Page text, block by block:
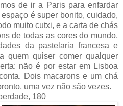
de ir a Paris para enfardar
é super bonito, cuidado,
muito cutxi, e a carta de chás
de todas as cores do mundo,
da pastelaria francesa e
quem quiser comer qualquer
não é por estar em Lisboa
Dois macarons e um chá
uma vez não são vezes.
180